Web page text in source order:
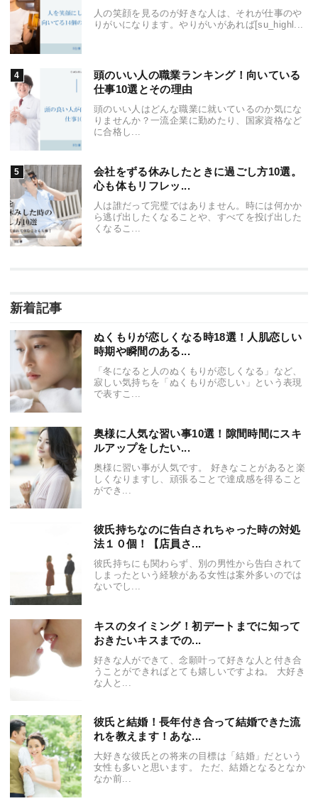
人の笑顔を見るのが好きな人は、それが仕事のや
りがいになります。やりがいがあれば[su_highl...
頭のいい人の職業ランキング！向いている
仕事10選とその理由
頭のいい人はどんな職業に就いているのか気にな
りませんか？一流企業に勤めたり、国家資格など
に合格し...
会社をずる休みしたときに過ごし方10選。
心も体もリフレッ...
人は誰だって完璧ではありません。時には何かか
ら逃げ出したくなることや、すべてを投げ出した
くなるこ...
新着記事
ぬくもりが恋しくなる時18選！人肌恋しい
時期や瞬間のある...
「冬になると人のぬくもりが恋しくなる」など、
寂しい気持ちを「ぬくもりが恋しい」という表現
で表すこ...
奥様に人気な習い事10選！隙間時間にスキ
ルアップをしたい...
奥様に習い事が人気です。 好きなことがあると楽
しくなりますし、頑張ることで達成感を得ること
ができ...
彼氏持ちなのに告白されちゃった時の対処
法１０個！【店員さ...
彼氏持ちにも関わらず、別の男性から告白されて
しまったという経験がある女性は案外多いのでは
ないでし...
キスのタイミング！初デートまでに知って
おきたいキスまでの...
好きな人ができて、念願叶って好きな人と付き合
うことができればとても嬉しいですよね。 大好き
な人と...
彼氏と結婚！長年付き合って結婚できた流
れを教えます！あな...
大好きな彼氏との将来の目標は「結婚」だという
女性も多いと思います。 ただ、結婚となるとなか
なか前...